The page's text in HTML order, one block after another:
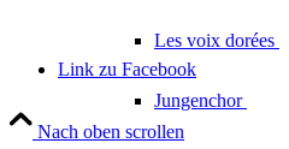
Les voix dorées
Jungenchor
Link zu Facebook
Nach oben scrollen